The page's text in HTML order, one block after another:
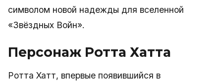
символом новой надежды для вселенной
«Звёздных Войн».
Персонаж Ротта Хатта
Ротта Хатт, впервые появившийся в